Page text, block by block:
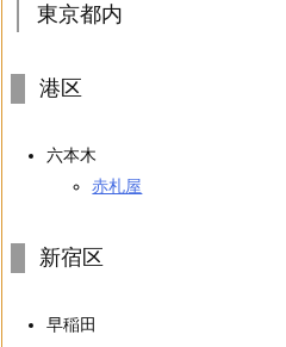
東京都内
港区
六本木
赤札屋
新宿区
早稲田